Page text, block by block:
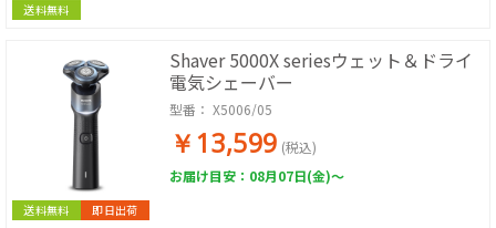
送料無料
送料無料 即日出荷
Shaver 5000X seriesウェット＆ドライ
電気シェーバー
型番： X5006/05
￥13,599 (税込)
お届け目安：08月07日(金)～